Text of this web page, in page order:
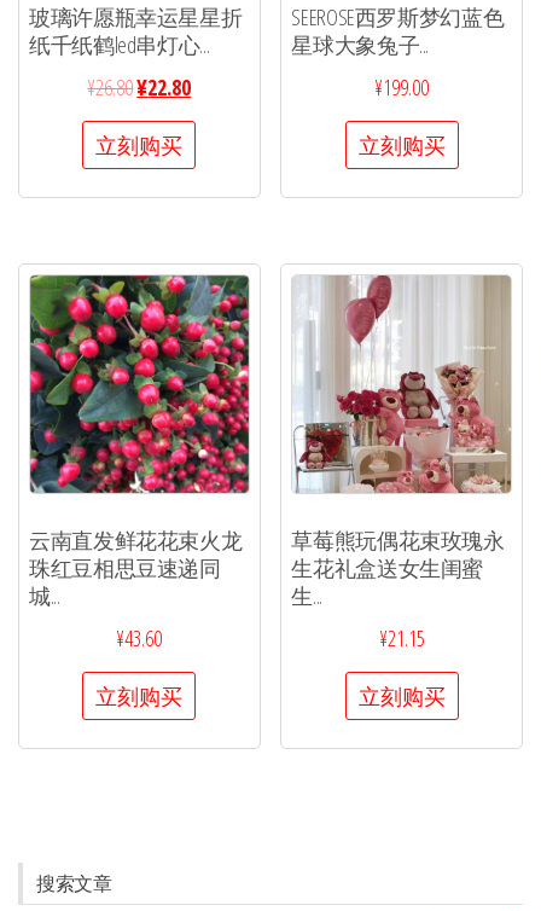
玻璃许愿瓶幸运星星折
纸千纸鹤led串灯心...
¥26.80¥22.80
立刻购买
SEEROSE西罗斯梦幻蓝色
星球大象兔子...
¥199.00
立刻购买
云南直发鲜花花束火龙
珠红豆相思豆速递同
城...
¥43.60
立刻购买
草莓熊玩偶花束玫瑰永
生花礼盒送女生闺蜜
生...
¥21.15
立刻购买
搜索文章